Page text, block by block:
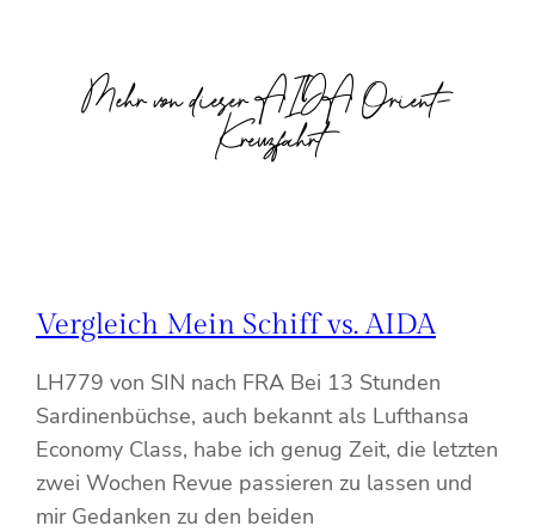
Mehr von dieser AIDA Orient-
Kreuzfahrt
Vergleich Mein Schiff vs. AIDA
LH779 von SIN nach FRA Bei 13 Stunden
Sardinenbüchse, auch bekannt als Lufthansa
Economy Class, habe ich genug Zeit, die letzten
zwei Wochen Revue passieren zu lassen und
mir Gedanken zu den beiden